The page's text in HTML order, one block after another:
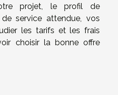
projet, le profil de
service attendue, vos
les tarifs et les frais
choisir la bonne offre